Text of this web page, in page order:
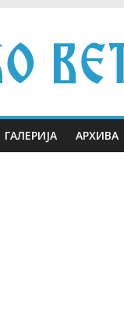
ГАЛЕРИЈА АРХИВА